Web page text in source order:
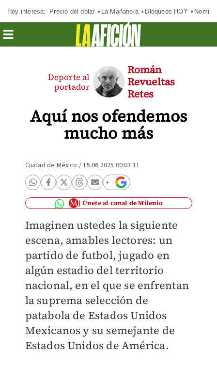
Hoy interesa: Precio del dólar La Mañanera Bloqueos HOY
Aquí nos ofendemos
mucho más
Deporte al
portador
Román
Revueltas
Retes
Ciudad de México /15.06.2025 00:03:11
Únete al canal de Milenio
Imaginen ustedes la siguiente
escena, amables lectores: un
partido de futbol, jugado en
algún estadio del territorio
nacional, en el que se enfrentan
la suprema selección de
patabola de Estados Unidos
Mexicanos y su semejante de
Estados Unidos de América.